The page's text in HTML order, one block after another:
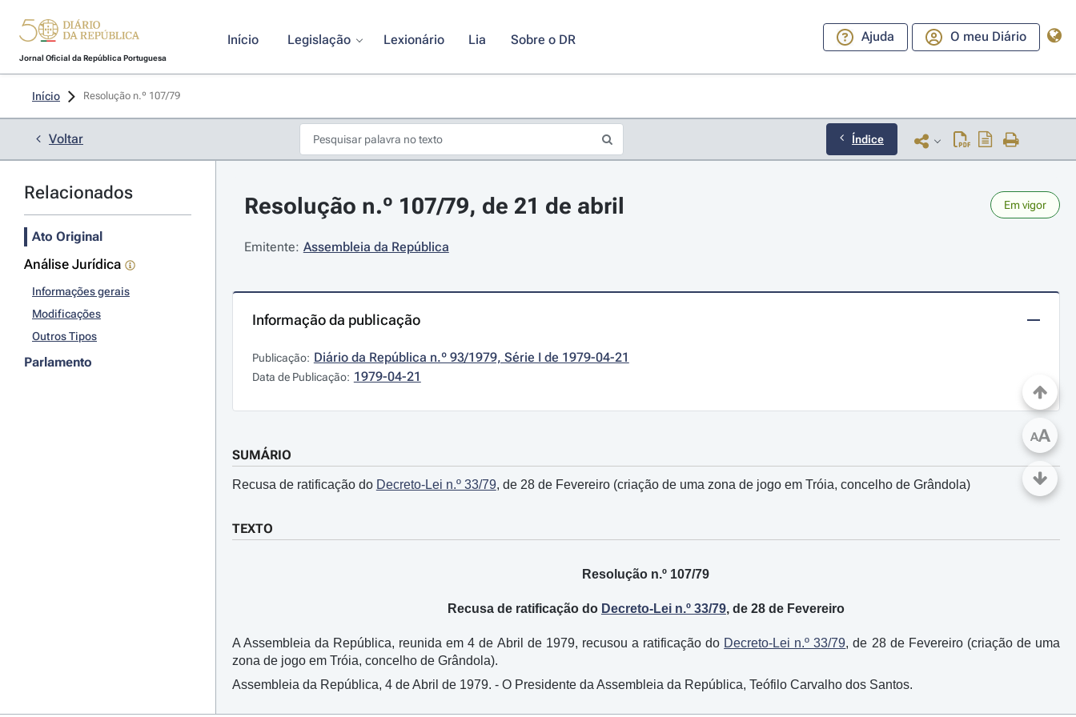
Jornal Oficial da República Portuguesa
Início Legislação Lexionário Lia Sobre o DR Ajuda O meu Diário
Início Resolução n.º 107/79
Voltar Índice
Relacionados
Ato Original
Análise Jurídica
Informações gerais
Modificações
Outros Tipos
Parlamento
Resolução n.º 107/79, de 21 de abril Em vigor
Emitente: Assembleia da República
Informação da publicação
Publicação: Diário da República n.º 93/1979, Série I de 1979-04-21
Data de Publicação: 1979-04-21
SUMÁRIO
Recusa de ratificação do Decreto-Lei n.º 33/79, de 28 de Fevereiro (criação de uma zona de jogo em Tróia, concelho de Grândola)
TEXTO
Resolução n.º 107/79
Recusa de ratificação do Decreto-Lei n.º 33/79, de 28 de Fevereiro
A Assembleia da República, reunida em 4 de Abril de 1979, recusou a ratificação do Decreto-Lei n.º 33/79, de 28 de Fevereiro (criação de uma
zona de jogo em Tróia, concelho de Grândola).
Assembleia da República, 4 de Abril de 1979. - O Presidente da Assembleia da República, Teófilo Carvalho dos Santos.
AA